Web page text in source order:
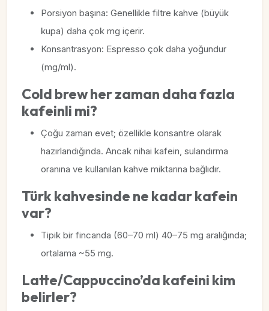
Porsiyon başına: Genellikle filtre kahve (büyük
kupa) daha çok mg içerir.
Konsantrasyon: Espresso çok daha yoğundur
(mg/ml).
Cold brew her zaman daha fazla
kafeinli mi?
Çoğu zaman evet; özellikle konsantre olarak
hazırlandığında. Ancak nihai kafein, sulandırma
oranına ve kullanılan kahve miktarına bağlıdır.
Türk kahvesinde ne kadar kafein
var?
Tipik bir fincanda (60–70 ml) 40–75 mg aralığında;
ortalama ~55 mg.
Latte/Cappuccino’da kafeini kim
belirler?